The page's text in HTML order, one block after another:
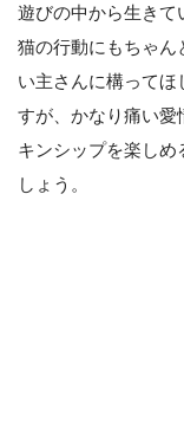
遊びの中から生きて
猫の行動にもちゃん
い主さんに構ってほ
すが、かなり痛い愛
キンシップを楽しめ
しょう。